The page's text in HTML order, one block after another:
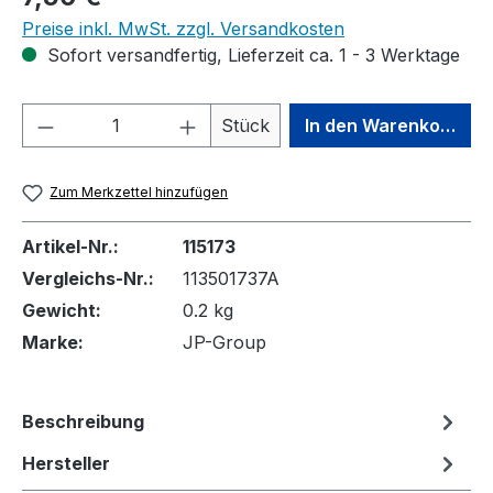
Preise inkl. MwSt. zzgl. Versandkosten
Sofort versandfertig, Lieferzeit ca. 1 - 3 Werktage
Produkt Anzahl: Gib den
Stück In den Warenkorb
Zum Merkzettel hinzufügen
Artikel-Nr.:
115173
Vergleichs-Nr.:
113501737A
Gewicht:
0.2 kg
Marke:
JP-Group
Beschreibung
Hersteller